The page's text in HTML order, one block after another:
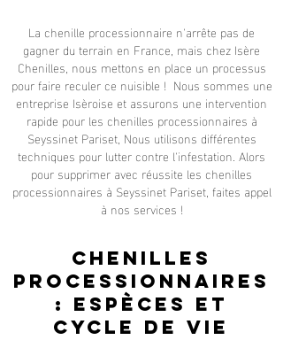
La chenille processionnaire n'arrête pas de
gagner du terrain en France, mais chez Isère
Chenilles, nous mettons en place un processus
pour faire reculer ce nuisible ! Nous sommes une
entreprise Isèroise et assurons une intervention
rapide pour les chenilles processionnaires à
Seyssinet Pariset, Nous utilisons différentes
techniques pour lutter contre l'infestation. Alors
pour supprimer avec réussite les chenilles
processionnaires à Seyssinet Pariset, faites appel
à nos services !
Chenilles
processionnaires
: espèces et
cycle de vie